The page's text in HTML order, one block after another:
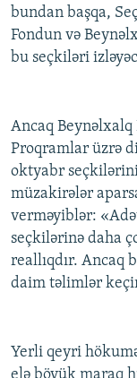
bundan başqa,
Fondun və
bu seçkiləri
Ancaq
Proqramlar üzrə
oktyabr
müzakirələr
verməyiblər:
seçkilərinə daha
reallıqdır. Ancaq
daim təlimlər
Yerli qeyri